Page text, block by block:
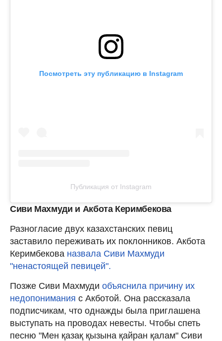
Посмотреть эту публикацию в Instagram
Публикация от Instagram
Сиви Махмуди и Акбота Керимбекова
Разногласие двух казахстанских певиц
заставило переживать их поклонников. Акбота
Керимбекова назвала Сиви Махмуди
"ненастоящей певицей".
Позже Сиви Махмуди объяснила причину их
недопонимания с Акботой. Она рассказала
подписчикам, что однажды была приглашена
выступать на проводах невесты. Чтобы спеть
песню "Мен қазақ қызына қайран қалам" Сиви